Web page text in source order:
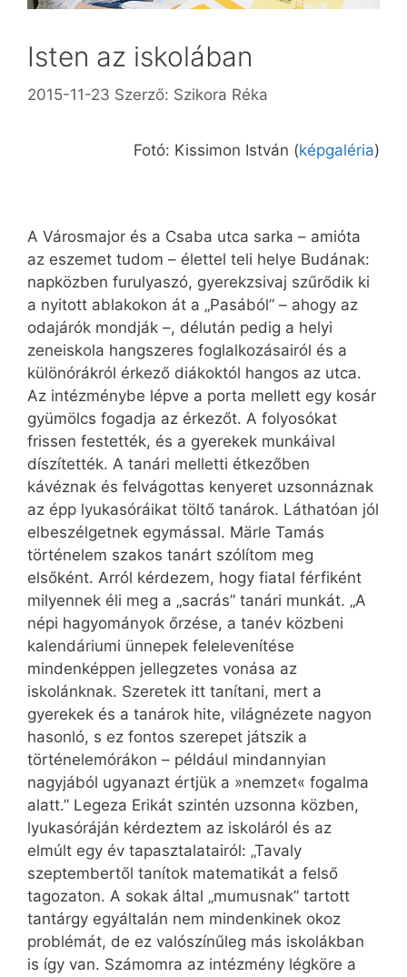
Isten az iskolában
2015-11-23 Szerző: Szikora Réka
Fotó: Kissimon István (képgaléria)
A Városmajor és a Csaba utca sarka – amióta
az eszemet tudom – élettel teli helye Budának:
napközben furulyaszó, gyerekzsivaj szűrődik ki
a nyitott ablakokon át a „Pasából” – ahogy az
odajárók mondják –, délután pedig a helyi
zeneiskola hangszeres foglalkozásairól és a
külön­órákról érkező diákoktól hangos az utca.
Az intézménybe lépve a porta mellett egy kosár
gyümölcs fogadja az érkezőt. A folyosókat
frissen festették, és a gyerekek munkáival
díszítették. A tanári melletti étkezőben
kávéznak és felvágottas kenyeret uzsonnáznak
az épp lyukasóráikat töltő tanárok. Láthatóan jól
elbeszélgetnek egymással. Märle Tamás
történelem szakos tanárt szólítom meg
elsőként. Arról kérdezem, hogy fiatal férfiként
milyennek éli meg a „sacrás” tanári munkát. „A
népi hagyományok őrzése, a tanév közbeni
kalendáriumi ünnepek felelevenítése
mindenképpen jellegzetes vonása az
iskolánknak. Szeretek itt tanítani, mert a
gyerekek és a tanárok hite, világnézete nagyon
hasonló, s ez fontos szerepet játszik a
történelemórákon – például mindannyian
nagyjából ugyanazt értjük a »nemzet« fogalma
alatt.” Legeza Erikát szintén uzsonna közben,
lyukasóráján kérdeztem az iskoláról és az
elmúlt egy év tapasztalatairól: „Tavaly
szeptembertől tanítok matematikát a felső
tagozaton. A sokak által „mumusnak” tartott
tantárgy egyáltalán nem mindenkinek okoz
problémát, de ez valószínűleg más iskolákban
is így van. Számomra az intézmény légköre a